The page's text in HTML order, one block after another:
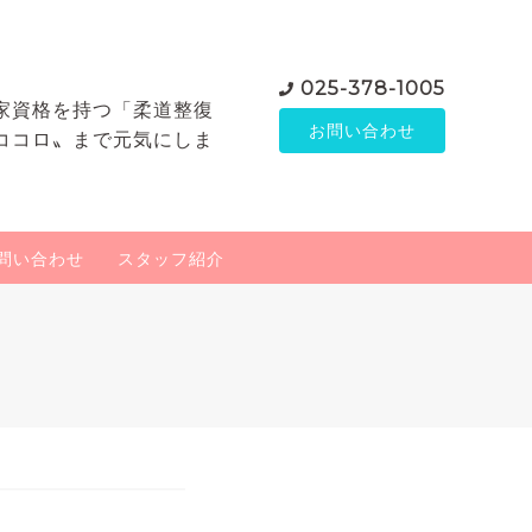
資格を持つ「柔道整復
ロ〟まで元気にしま
025-378-1005
お問い合わせ
い合わせ スタッフ紹介